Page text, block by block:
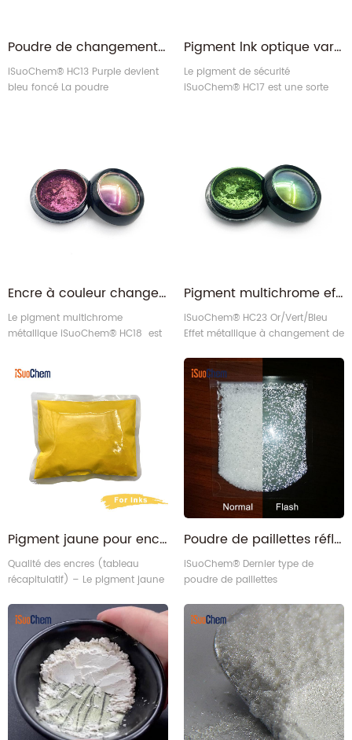
Poudre de changement de couleur multi-chrome à encre magnétique optiquement variable violet/bleu foncé
iSuoChem® HC13 Purple devient
bleu foncé La poudre
Pigment lnk optique variable, violet/martin-pêcheur/bleu, haute intensité de couleur
Le pigment de sécurité
iSuoChem® HC17 est une sorte
optiquement variable (OVMP) .
Encre à couleur changeante fuchsia/or, sécurité optique, pigment métallique multichrome
Le pigment multichrome
métallique iSuoChem® HC18 est
la propriété de changer de
couleur lorsque la lumière
change.
Pigment multichrome effet métal changeant de couleur or/vert/bleu
iSuoChem® HC23 Or/Vert/Bleu
Effet métallique à changement de
(de l'or au vert au bleu)
transforme les couleurs à chaque
Pigment jaune pour encres
Qualité des encres (tableau
récapitulatif) – Le pigment jaune
C'est un type de pigment
organique très vendu.
Poudre de paillettes réfléchissantes Super Flash pour ongles
iSuoChem® Dernier type de
poudre de paillettes